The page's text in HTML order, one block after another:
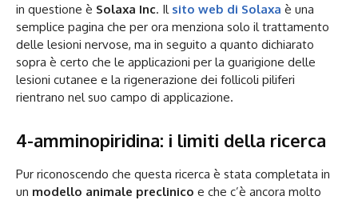
in questione è Solaxa Inc. Il sito web di Solaxa è una
semplice pagina che per ora menziona solo il trattamento
delle lesioni nervose, ma in seguito a quanto dichiarato
sopra è certo che le applicazioni per la guarigione delle
lesioni cutanee e la rigenerazione dei follicoli piliferi
rientrano nel suo campo di applicazione.
4-amminopiridina: i limiti della ricerca
Pur riconoscendo che questa ricerca è stata completata in
un modello animale preclinico e che c’è ancora molto